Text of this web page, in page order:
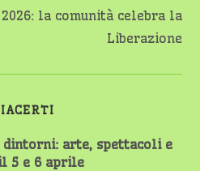
la comunità celebra la
Liberazione
dintorni: arte, spettacoli e
5 e 6 aprile